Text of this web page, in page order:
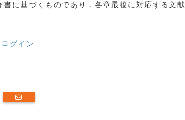
に基づくものであり，各章最後に対応する文献
グイン